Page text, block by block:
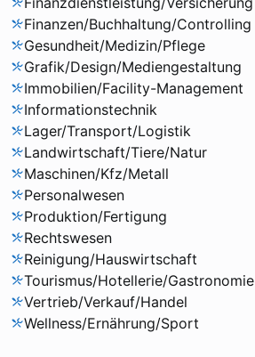
Finanzen/Buchhaltung/Controlling
Gesundheit/Medizin/Pflege
Grafik/Design/Mediengestaltung
Immobilien/Facility-Management
Informationstechnik
Lager/Transport/Logistik
Landwirtschaft/Tiere/Natur
Maschinen/Kfz/Metall
Personalwesen
Produktion/Fertigung
Rechtswesen
Reinigung/Hauswirtschaft
Tourismus/Hotellerie/Gastronomie
Vertrieb/Verkauf/Handel
Wellness/Ernährung/Sport